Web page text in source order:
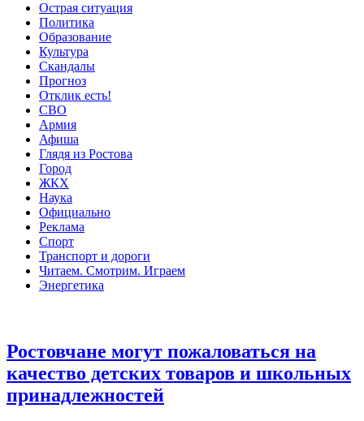
Острая ситуация
Политика
Образование
Культура
Скандалы
Прогноз
Отклик есть!
СВО
Армия
Афиша
Глядя из Ростова
Город
ЖКХ
Наука
Официально
Реклама
Спорт
Транспорт и дороги
Читаем. Смотрим. Играем
Энергетика
Ростовчане могут пожаловаться на
качество детских товаров и школьных
принадлежностей